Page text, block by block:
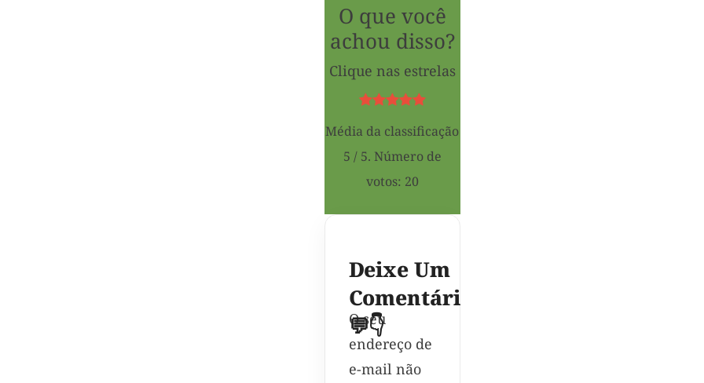
O que você
achou disso?
Clique nas estrelas
Média da classificação
5 / 5. Número de
votos: 20
O seu
endereço de
e-mail não